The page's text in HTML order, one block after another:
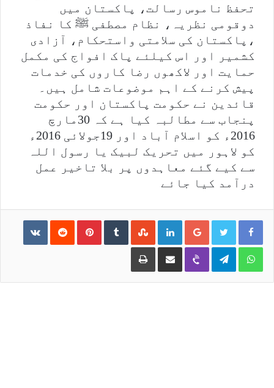
تحفظ ناموس رسالت، پاکستان میں
دوقومی نظریہ، نظام مصطفی ﷺ کا نفاذ
،پاکستان کی سلامتی واستحکام، آزادی
کشمیر اور اس کیلئے پاک افواج کی مکمل
حمایت اور لاکھوں رضا کاروں کی خدمات
پیش کرنے کے اہم موضوعات شامل ہیں۔
قائدین نے حکومت پاکستان اور حکومت
پنجاب سے مطالبہ کیا ہے کہ 30مارچ
2016ء کو اسلام آباد اور 19جولائی 2016ء
کو لاہور میں تحریک لبیک یا رسول اللہ
سے کیے گئے معاہدوں پر بلا تاخیر عمل
درآمد کیا جائے
Google+
LinkedIn
StumbleUpon
Tumblr
Pinterest
Reddit
WhatsApp
Telegram
Viber
Share via Email
Print